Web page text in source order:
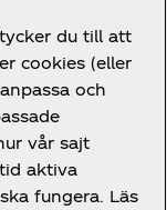
du till att
cookies (eller
och
vår sajt
aktiva
fungera. Läs